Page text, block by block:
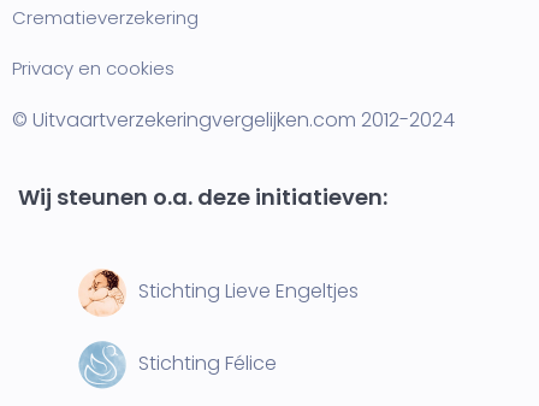
Crematieverzekering
Privacy en cookies
© Uitvaartverzekeringvergelijken.com 2012-2024
Wij steunen o.a. deze initiatieven:
Stichting Lieve Engeltjes
Stichting Félice